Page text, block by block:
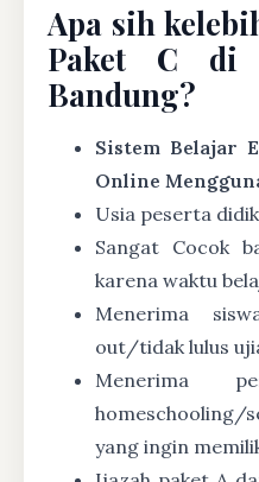
Apa sih
Paket C di
Bandung?
Sistem Belajar
Online
Usia peserta
Sangat Cocok
karena waktu
Menerima
out/tidak lulus
Menerima
yang ingin